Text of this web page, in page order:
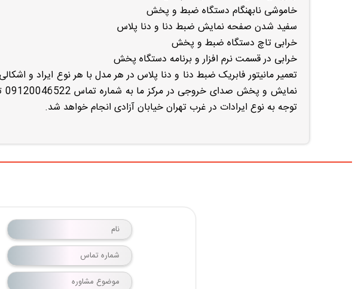
خاموشی نابهنگام دستگاه ضبط و پخش
سفید شدن صفحه نمایش ضبط دنا و دنا پلاس
خرابی تاچ دستگاه ضبط و پخش
خرابی در قسمت نرم افزار و برنامه دستگاه پخش
تعمیر مانیتور فابریک ضبط دنا و دنا پلاس در هر مدل با هر نوع ایراد و
توجه به نوع ایرادات در غرب تهران خیابان آزادی انجام خواهد شد.